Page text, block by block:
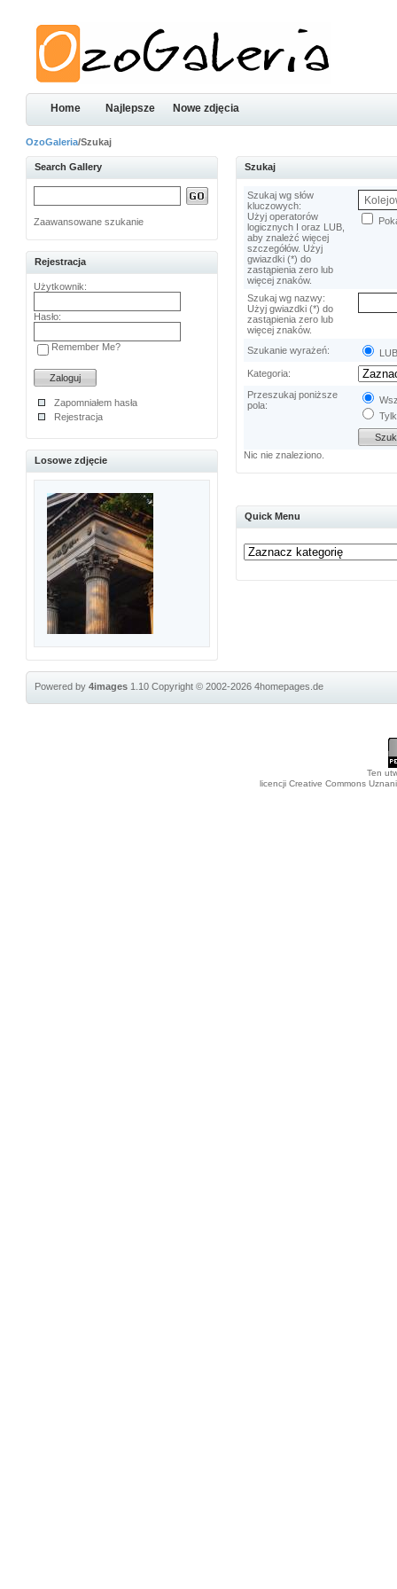
Home Najlepsze Nowe zdjęcia
OzoGaleria/Szukaj
Search Gallery
Zaawansowane szukanie
Rejestracja
Użytkownik:
Hasło:
Remember Me?
Zapomniałem hasła
Rejestracja
Losowe zdjęcie
Szukaj
Szukaj wg słów
kluczowych:
Użyj operatorów
logicznych I oraz LUB,
aby znależć więcej
szczegółów. Użyj
gwiazdki (*) do
zastąpienia zero lub
więcej znaków.
Szukaj wg nazwy:
Użyj gwiazdki (*) do
zastąpienia zero lub
więcej znaków.
Szukanie wyrażeń:
Kategoria:
Przeszukaj poniższe
pola:
Nic nie znaleziono.
Quick Menu
Powered by4images 1.10Copyright © 2002-20264homepages.de
Ten
licencji Creative Commons